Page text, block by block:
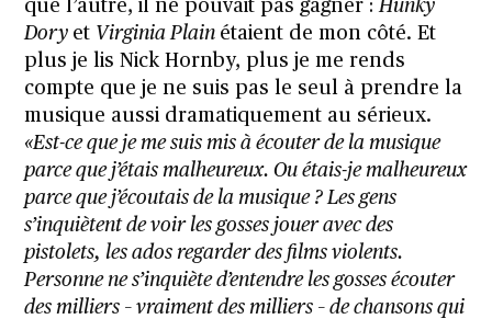
que l’autre, il ne pouvait pas gagner : Hunky
Dory et Virginia Plain étaient de mon côté. Et
plus je lis Nick Hornby, plus je me rends
compte que je ne suis pas le seul à prendre la
musique aussi dramatiquement au sérieux.
«Est-ce que je me suis mis à écouter de la musique
parce que j’étais malheureux. Ou étais-je malheureux
parce que j’écoutais de la musique ? Les gens
s’inquiètent de voir les gosses jouer avec des
pistolets, les ados regarder des films violents.
Personne ne s’inquiète d’entendre les gosses écouter
des milliers – vraiment des milliers – de chansons qui